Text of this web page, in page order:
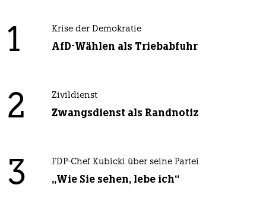
1 Krise der Demokratie
AfD-Wählen als Triebabfuhr
2 Zivildienst
Zwangsdienst als Randnotiz
3 FDP-Chef Kubicki über seine Partei
„Wie Sie sehen, lebe ich“